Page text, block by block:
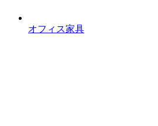
オフィス家具